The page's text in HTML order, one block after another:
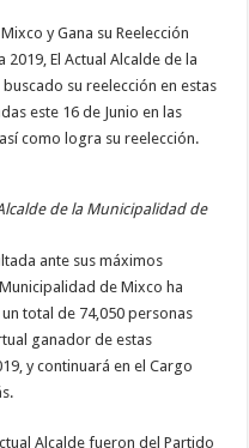
y Gana su Reelección
El Actual Alcalde de la
su reelección en estas
este 16 de Junio en las
como logra su reelección.
de la Municipalidad de
ante sus máximos
de Mixco ha
total de 74,050 personas
ganador de estas
y continuará en el Cargo
Alcalde fueron del Partido